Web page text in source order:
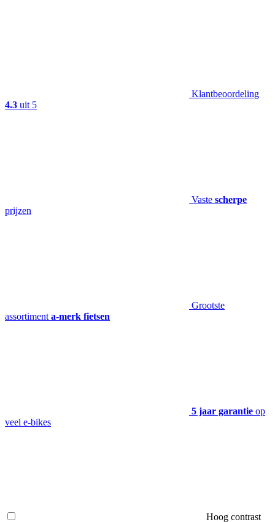
Klantbeoordeling
4.3 uit 5
Vaste scherpe
prijzen
Grootste
assortiment a-merk fietsen
5 jaar garantie op
veel e-bikes
Hoog contrast